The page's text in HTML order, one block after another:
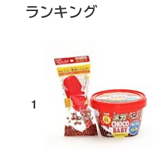
ランキング
1